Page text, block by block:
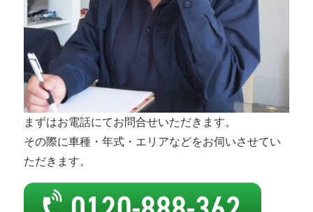
まずはお電話にてお問合せいただきます。
その際に車種・年式・エリアなどをお伺いさせてい
ただきます。